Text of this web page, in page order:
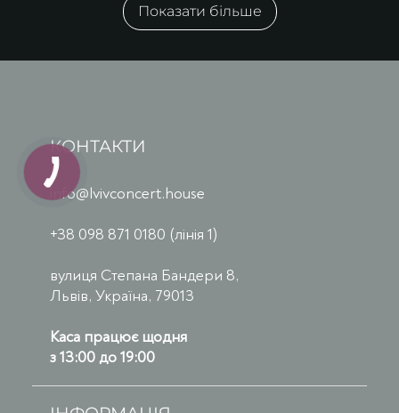
Показати більше
КОНТАКТИ
info@lvivconcert.house
+38 098 871 0180 (лінія 1)
вулиця Степана Бандери 8,
Львів, Україна, 79013
Каса працює щодня
з 13:00 до 19:00